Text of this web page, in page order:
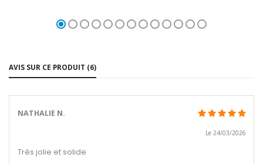
AVIS SUR CE PRODUIT (6)
NATHALIE N.
Le 24/03/2026
Très jolie et solide